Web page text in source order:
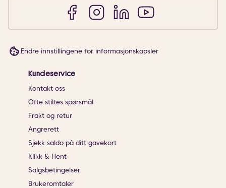
Endre innstillingene for informasjonskapsler
Kundeservice
Kontakt oss
Ofte stiltes spørsmål
Frakt og retur
Angrerett
Sjekk saldo på ditt gavekort
Klikk & Hent
Salgsbetingelser
Brukeromtaler